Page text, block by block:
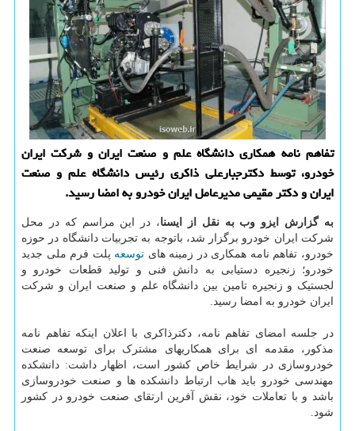
تفاهم نامه همكاری دانشگاه علم و صنعت ایران و شركت ایران
خودرو، توسط دكترجبارعلی ذاكری رئیس دانشگاه علم و صنعت
ایران و دكتر مقیمی مدیرعامل ایران خودرو به امضا رسید.
به گزارش ایزو وب به نقل از ایسنا، در این مراسم که در محل
شرکت ایران خودرو برگزار شد، باتوجه به تجربیات دانشگاه در حوزه
خودرو، تفاهم نامه همکاری در زمینه های توسعه پلت فرم ملی جدید
خودرو؛ زنجیره دستیابی به دانش فنی و تولید قطعات خودرو و
لجستیک و زنجیره تامین بین دانشگاه علم و صنعت ایران و شرکت
ایران خودرو به امضا رسید.
در جلسه امضای تفاهم نامه، دکترذاکری با اعلان اینکه تفاهم نامه
مذکور، مقدمه ای برای همکاریهای مشترک برای توسعه صنعت
خودروسازی در شرایط خاص کشور است، اظهار داشت: دانشکده
مهندسی خودرو باید هاب ارتباط دانشکده ها و صنعت خودروسازی
باشد و با تعاملات خود، نقش آفرین ارتقای صنعت خودرو در کشور
شود.